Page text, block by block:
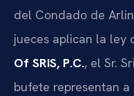
del Condado de
jueces aplican la ley
Of SRIS, P.C., el Sr.
bufete representan